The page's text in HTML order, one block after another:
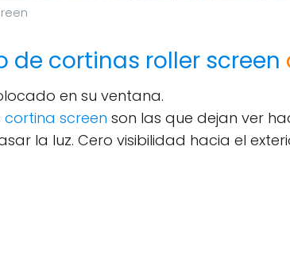
de cortinas roller screen
en su ventana.
cortina screen son las que dejan ver
la luz. Cero visibilidad hacia el